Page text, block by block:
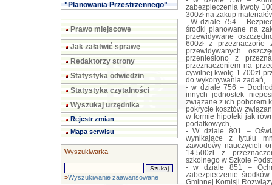
"Planowania Przestrzennego"
Prawo miejscowe
Jak załatwić sprawę
Redaktorzy strony
Statystyka odwiedzin
Statystyka czytalności
Wyszukaj urzędnika
Rejestr zmian
Mapa serwisu
Wyszukiwarka
»Wyszukiwanie zaawansowane
zabezpieczenia kwoty
300zł na zakup
- W dziale 754 –
środki planowane na
przewidywane
600zł z przeznaczone
przewidywanych
przeniesiono z
przeznaczeniem na
cywilnej kwotę 1.700zł
do wykonywania zadań,
- w dziale 756 –
innych jednostek
związane z ich poborem
pokrycie kosztów
w formie hipoteki jak
podatkowych,
- W dziale 801 –
wynikające z tytułu
zawodowy nauczycieli
14.500zł z
szkolnego w Szkole
- w dziale 851 –
zabezpieczenie
Gminnej Komisji